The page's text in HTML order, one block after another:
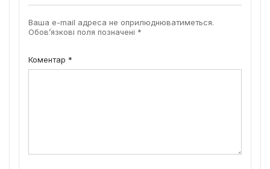
Ваша e-mail адреса не оприлюднюватиметься.
Обов’язкові поля позначені *
Коментар *